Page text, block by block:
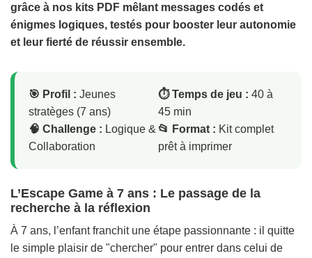
grâce à nos kits PDF mêlant messages codés et
énigmes logiques, testés pour booster leur autonomie
et leur fierté de réussir ensemble.
🎯 Profil : Jeunes
stratèges (7 ans)
⏱️ Temps de jeu : 40 à
45 min
🧠 Challenge : Logique &
Collaboration
📂 Format : Kit complet
prêt à imprimer
L’Escape Game à 7 ans : Le passage de la
recherche à la réflexion
À 7 ans, l’enfant franchit une étape passionnante : il quitte
le simple plaisir de "chercher" pour entrer dans celui de